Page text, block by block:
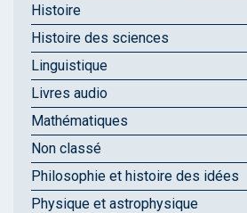
Histoire
Histoire des sciences
Linguistique
Livres audio
Mathématiques
Non classé
Philosophie et histoire des idées
Physique et astrophysique